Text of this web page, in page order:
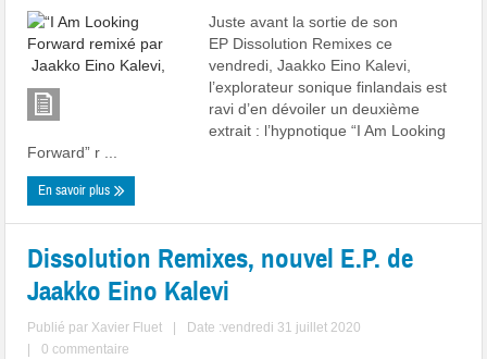
Juste avant la sortie de son
EP Dissolution Remixes ce
vendredi, Jaakko Eino Kalevi,
l’explorateur sonique finlandais est
ravi d’en dévoiler un deuxième
extrait : l’hypnotique “I Am Looking
Forward” r ...
En savoir plus
Dissolution Remixes, nouvel E.P. de
Jaakko Eino Kalevi
Publié par Xavier Fluet
Date :vendredi 31 juillet 2020
0 commentaire